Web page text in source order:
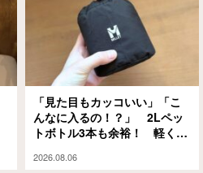
「見た目もカッコいい」「こ
んなに入るの！？」 2Lペッ
トボトル3本も余裕！ 軽くて
ッグが大正解
2026.08.06